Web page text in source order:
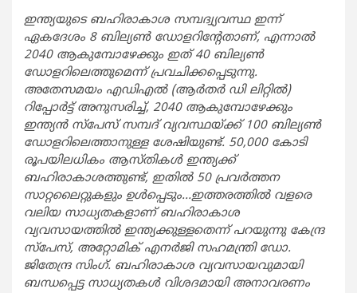
ഇന്ത്യയുടെ ബഹിരാകാശ സമ്പദ്വ്യവസ്ഥ ഇന്ന്
ഏകദേശം 8 ബില്യണ്‍ ഡോളറിന്റേതാണ്, എന്നാല്‍
2040 ആകുമ്പോഴേക്കും ഇത് 40 ബില്യണ്‍
ഡോളറിലെത്തുമെന്ന് പ്രവചിക്കപ്പെടുന്നു.
അതേസമയം എഡിഎല്‍ (ആര്‍തര്‍ ഡി ലിറ്റില്‍)
റിപ്പോര്‍ട്ട് അനുസരിച്ച്, 2040 ആകുമ്പോഴേക്കും
ഇന്ത്യന്‍ സ്‌പേസ് സമ്പദ് വ്യവസ്ഥയ്ക്ക് 100 ബില്യണ്‍
ഡോളറിലെത്താനുള്ള ശേഷിയുണ്ട്. 50,000 കോടി
രൂപയിലധികം ആസ്തികള്‍ ഇന്ത്യക്ക്
ബഹിരാകാശത്തുണ്ട്, ഇതില്‍ 50 പ്രവര്‍ത്തന
സാറ്റലൈറ്റുകളും ഉള്‍പ്പെടും…ഇത്തരത്തില്‍ വളരെ
വലിയ സാധ്യതകളാണ് ബഹിരാകാശ
വ്യവസായത്തില്‍ ഇന്ത്യക്കുള്ളതെന്ന് പറയുന്നു കേന്ദ്ര
സ്‌പേസ്, അറ്റോമിക് എനര്‍ജി സഹമന്ത്രി ഡോ.
ജിതേന്ദ്ര സിംഗ്. ബഹിരാകാശ വ്യവസായവുമായി
ബന്ധപ്പെട്ട സാധ്യതകള്‍ വിശദമായി അനാവരണം